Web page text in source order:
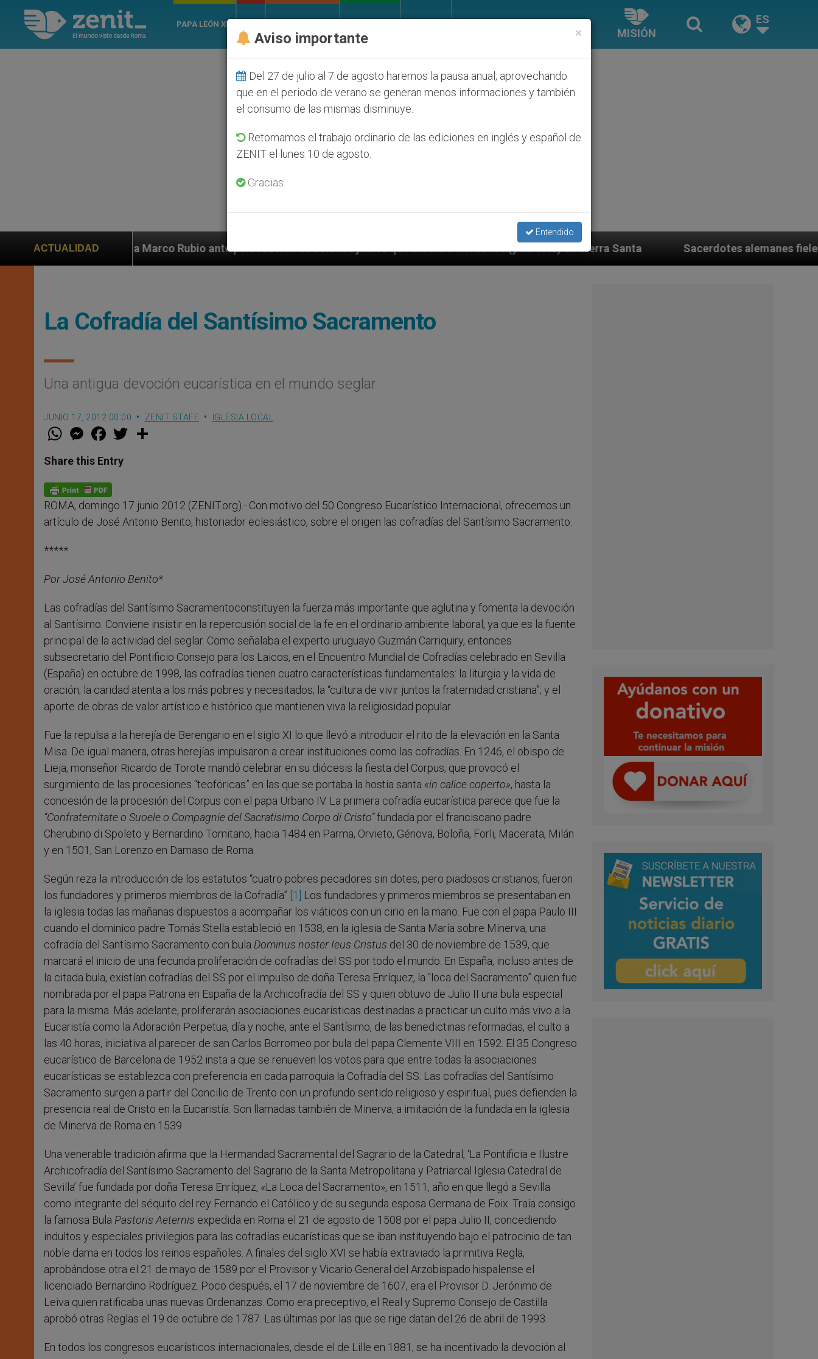
PAPA LEÓN XIV
MISIÓN
ES
ACTUALIDAD
a Marco Rubio ante persecución de colonos judíos que afecta a cristianos (y no sólo) en Tierra Santa Sacerdotes alemanes fieles al Papa
La Cofradía del Santísimo Sacramento
Una antigua devoción eucarística en el mundo seglar
JUNIO 17, 2012 00:00 ZENIT STAFF IGLESIA LOCAL
W
t
s
p
p
M
e
s
e
g
e
r
F
a
e
b
o
k
w
Share this Entry
ROMA, domingo 17 junio 2012 (ZENIT.org).- Con motivo del 50 Congreso Eucarístico Internacional, ofrecemos un
artículo de José Antonio Benito, historiador eclesiástico, sobre el origen las cofradías del Santísimo Sacramento.
*****
Por José Antonio Benito*
Las cofradías del Santísimo Sacramentoconstituyen la fuerza más importante que aglutina y fomenta la devoción
al Santísimo. Conviene insistir en la repercusión social de la fe en el ordinario ambiente laboral, ya que es la fuente
principal de la actividad del seglar. Como señalaba el experto uruguayo Guzmán Carriquiry, entonces
subsecretario del Pontificio Consejo para los Laicos, en el Encuentro Mundial de Cofradías celebrado en Sevilla
(España) en octubre de 1998, las cofradías tienen cuatro características fundamentales: la liturgia y la vida de
oración; la caridad atenta a los más pobres y necesitados; la “cultura de vivir juntos la fraternidad cristiana”; y el
aporte de obras de valor artístico e histórico que mantienen viva la religiosidad popular.
Fue la repulsa a la herejía de Berengario en el siglo XI lo que llevó a introducir el rito de la elevación en la Santa
Misa. De igual manera, otras herejías impulsaron a crear instituciones como las cofradías. En 1246, el obispo de
Lieja, monseñor Ricardo de Torote mandó celebrar en su diócesis la fiesta del Corpus, que provocó el
surgimiento de las procesiones “teofóricas” en las que se portaba la hostia santa «in calice coperto», hasta la
concesión de la procesión del Corpus con el papa Urbano IV. La primera cofradía eucarística parece que fue la
“Confraternitate o Suoele o Compagnie del Sacratisimo Corpo di Cristo”fundada por el franciscano padre
Cherubino di Spoleto y Bernardino Tomitano, hacia 1484 en Parma, Orvieto, Génova, Boloña, Forli, Macerata, Milán
y en 1501, San Lorenzo en Damaso de Roma.
Según reza la introducción de los estatutos “cuatro pobres pecadores sin dotes, pero piadosos cristianos, fueron
los fundadores y primeros miembros de la Cofradía” [1]
Los fundadores y primeros miembros se presentaban en
la iglesia todas las mañanas dispuestos a acompañar los viáticos con un cirio en la mano. Fue con el papa Paulo III
cuando el dominico padre Tomás Stella estableció en 1538, en la iglesia de Santa María sobre Minerva, una
cofradía del Santísimo Sacramento con bula Dominus noster Ieus Cristus del 30 de noviembre de 1539, que
marcará el inicio de una fecunda proliferación de cofradías del SS por todo el mundo. En España, incluso antes de
la citada bula, existían cofradías del SS por el impulso de doña Teresa Enríquez, la “loca del Sacramento” quien fue
nombrada por el papa Patrona en España de la Archicofradía del SS y quien obtuvo de Julio II una bula especial
para la misma. Más adelante, proliferarán asociaciones eucarísticas destinadas a practicar un culto más vivo a la
Eucaristía como la Adoración Perpetua, día y noche, ante el Santísimo, de las benedictinas reformadas, el culto a
las 40 horas, iniciativa al parecer de san Carlos Borromeo por bula del papa Clemente VIII en 1592. El 35 Congreso
eucarístico de Barcelona de 1952 insta a que se renueven los votos para que entre todas la asociaciones
eucarísticas se establezca con preferencia en cada parroquia la Cofradía del SS. Las cofradías del Santísimo
Sacramento surgen a partir del Concilio de Trento con un profundo sentido religioso y espiritual, pues defienden la
presencia real de Cristo en la Eucaristía. Son llamadas también de Minerva, a imitación de la fundada en la iglesia
de Minerva de Roma en 1539.
Una venerable tradición afirma que la Hermandad Sacramental del Sagrario de la Catedral, ‘La Pontificia e Ilustre
Archicofradía del Santísimo Sacramento del Sagrario de la Santa Metropolitana y Patriarcal Iglesia Catedral de
Sevilla’ fue fundada por doña Teresa Enríquez, «La Loca del Sacramento», en 1511, año en que llegó a Sevilla
como integrante del séquito del rey Fernando el Católico y de su segunda esposa Germana de Foix. Traía consigo
la famosa Bula Pastoris Aeternis expedida en Roma el 21 de agosto de 1508 por el papa Julio II, concediendo
indultos y especiales privilegios para las cofradías eucarísticas que se iban instituyendo bajo el patrocinio de tan
noble dama en todos los reinos españoles. A finales del siglo XVI se había extraviado la primitiva Regla,
aprobándose otra el 21 de mayo de 1589 por el Provisor y Vicario General del Arzobispado hispalense el
licenciado Bernardino Rodríguez. Poco después, el 17 de noviembre de 1607, era el Provisor D. Jerónimo de
Leiva quien ratificaba unas nuevas Ordenanzas. Como era preceptivo, el Real y Supremo Consejo de Castilla
aprobó otras Reglas el 19 de octubre de 1787. Las últimas por las que se rige datan del 26 de abril de 1993.
En todos los congresos eucarísticos internacionales, desde el de Lille en 1881, se ha incentivado la devoción al
×
Aviso importante
Del 27 de julio al 7 de agosto haremos la pausa anual, aprovechando
que en el periodo de verano se generan menos informaciones y también
el consumo de las mismas disminuye.
Retomamos el trabajo ordinario de las ediciones en inglés y español de
ZENIT el lunes 10 de agosto.
Gracias.
Entendido